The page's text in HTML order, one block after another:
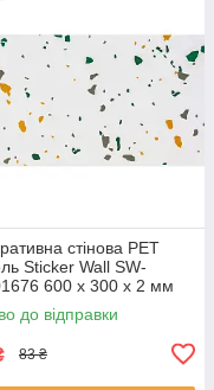
стінова PET
Sticker Wall SW-
600 х 300 х 2 мм
до відправки
83 ₴